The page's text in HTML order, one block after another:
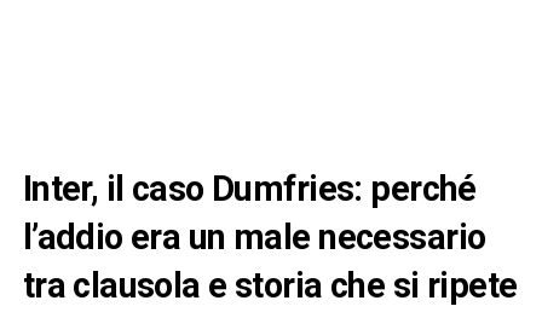
Inter, il caso Dumfries: perché
l’addio era un male necessario
tra clausola e storia che si ripete